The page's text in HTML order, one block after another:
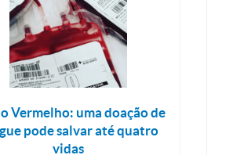
Vermelho: uma doação de
pode salvar até quatro
vidas